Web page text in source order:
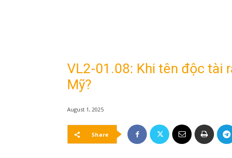
VL2-01.08: Khi tên độc tài
Mỹ?
August 1, 2025
Share